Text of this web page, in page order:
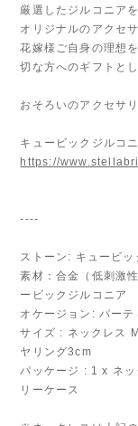
厳選したジルコニア
オリジナルのアクセ
花嫁様ご自身の理想
切な方へのギフトと
おそろいのアクセサ
キュービックジルコ
https://
----
ストーン: キュービッ
素材：合金（低刺激
ービックジルコニア
オケージョン: パー
サイズ : ネックレス
ヤリング3cm
パッケージ : 1 x ネ
リーケース